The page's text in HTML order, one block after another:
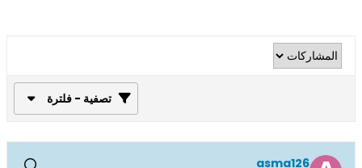
تصفية - فلترة
asma126